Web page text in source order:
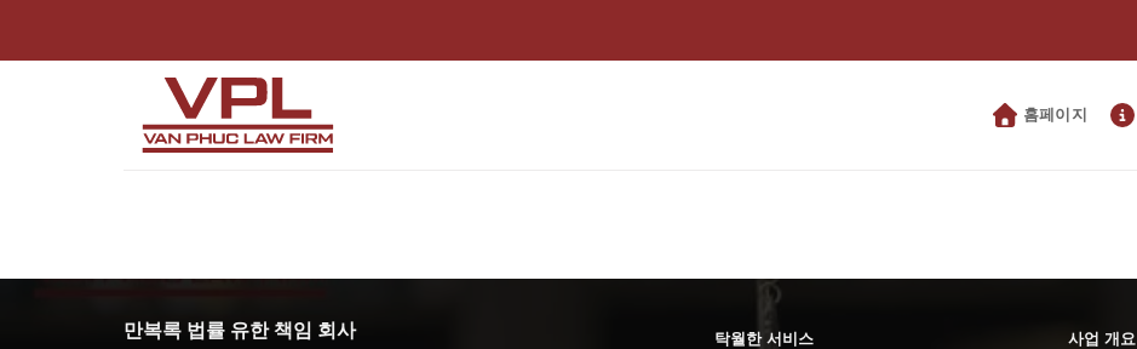
홈페이지
만복록 법률 유한 책임 회사 탁월한 서비스 사업 개요